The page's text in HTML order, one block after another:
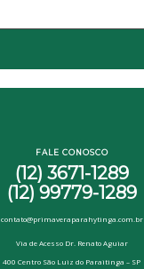
FALE CONOSCO
(12) 3671-1289
(12) 99779-1289
contato@primaveraparahytinga.com.br
Via de Acesso Dr. Renato Aguiar
400 Centro São Luiz do Paraitinga – SP